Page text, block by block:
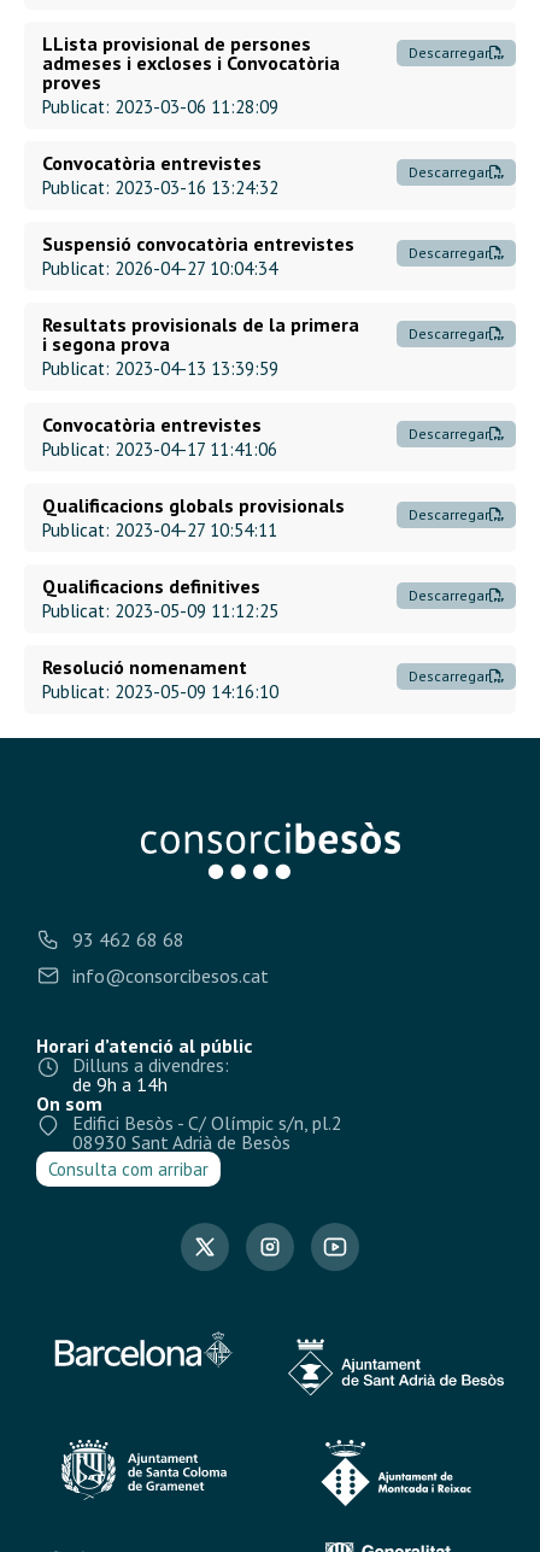
LLista provisional de persones
admeses i excloses i Convocatòria
proves
Descarregar
Publicat: 2023-03-06 11:28:09
Convocatòria entrevistes Descarregar
Publicat: 2023-03-16 13:24:32
Suspensió convocatòria entrevistes Descarregar
Publicat: 2026-04-27 10:04:34
Resultats provisionals de la primera
i segona prova
Descarregar
Publicat: 2023-04-13 13:39:59
Convocatòria entrevistes Descarregar
Publicat: 2023-04-17 11:41:06
Qualificacions globals provisionals Descarregar
Publicat: 2023-04-27 10:54:11
Qualificacions definitives Descarregar
Publicat: 2023-05-09 11:12:25
Resolució nomenament Descarregar
Publicat: 2023-05-09 14:16:10
93 462 68 68
info@consorcibesos.cat
Horari d’atenció al públic
Dilluns a divendres:
de 9h a 14h
On som
Edifici Besòs - C/ Olímpic s/n, pl.2
08930 Sant Adrià de Besòs
Consulta com arribar